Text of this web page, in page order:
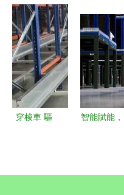
領物流及倉
儲自動化工
程設備新篇
章
華南國際瓦
楞展引領倉
儲與工廠自
動化新浪潮
穿梭車 驅
智能賦能，